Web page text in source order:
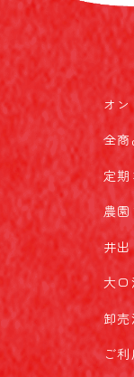
オ
全商
定期
農
井
大
卸
ご